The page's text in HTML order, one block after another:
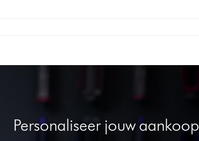
Personaliseer jouw aankoop